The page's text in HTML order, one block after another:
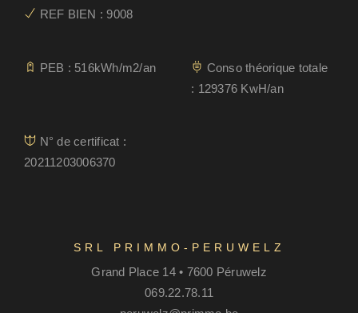
REF BIEN : 9008
PEB : 516kWh/m2/an
Conso théorique totale
: 129376 KwH/an
N° de certificat :
20211203006370
SRL PRIMMO-PERUWELZ
Grand Place 14 • 7600 Péruwelz
069.22.78.11